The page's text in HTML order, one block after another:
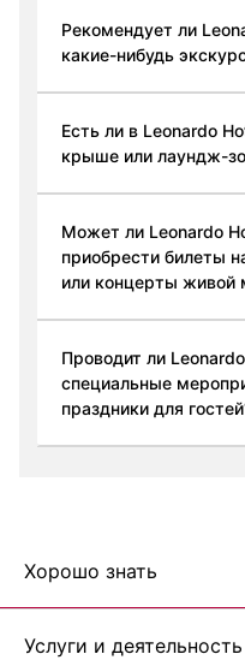
Рекомендует ли
какие-нибудь
Есть ли в Leonardo
крыше или лаундж-
Может ли Leonardo
приобрести билеты
или концерты живой
Проводит ли
специальные
праздники для
Хорошо знать
Услуги и деятельность